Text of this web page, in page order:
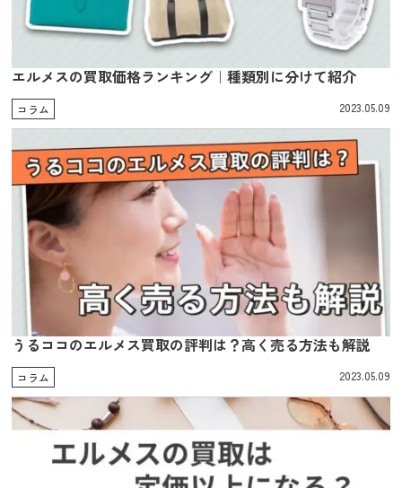
エルメスの買取価格ランキング｜種類別に分けて紹介
コラム 2023.05.09
うるココのエルメス買取の評判は？高く売る方法も解説
コラム 2023.05.09